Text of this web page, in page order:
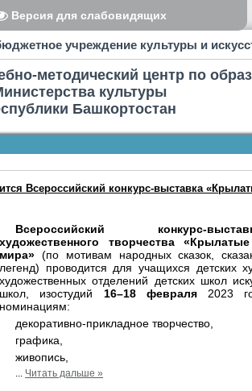
Версия для слабовидящих
учреждение культуры и
методический центр по
культуры
Башкортостан
Всероссийский конкурс-выставка
Всероссийский конкурс-
художественного творчества
мира» (по мотивам народных сказок,
легенд) проводится для учащихся детских
художественных отделений детских школ
школ, изостудий 16–18 февраля2023
номинациям:
декоративно-прикладное творчество,
графика,
живопись,
... Читать дальше »